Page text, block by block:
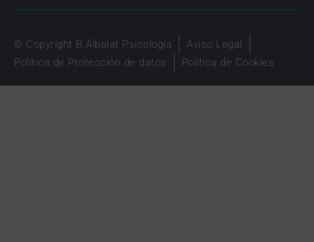
© Copyright B Albalat Psicología
Aviso Legal
Política de Protección de datos
Política de Cookies